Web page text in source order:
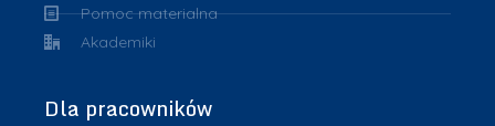
Pomoc materialna
Akademiki
Dla pracowników